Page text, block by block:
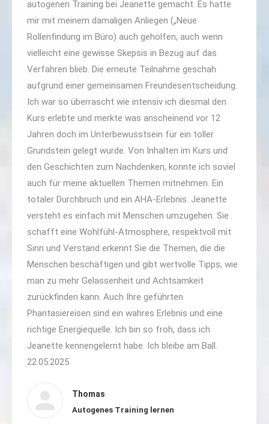
autogenen Training bei Jeanette gemacht. Es hatte
mir mit meinem damaligen Anliegen („Neue
Rollenfindung im Büro) auch geholfen, auch wenn
vielleicht eine gewisse Skepsis in Bezug auf das
Verfahren blieb. Die erneute Teilnahme geschah
aufgrund einer gemeinsamen Freundesentscheidung.
Ich war so überrascht wie intensiv ich diesmal den
Kurs erlebte und merkte was anscheinend vor 12
Jahren doch im Unterbewusstsein für ein toller
Grundstein gelegt wurde. Von Inhalten im Kurs und
den Geschichten zum Nachdenken, konnte ich soviel
auch für meine aktuellen Themen mitnehmen. Ein
totaler Durchbruch und ein AHA-Erlebnis. Jeanette
versteht es einfach mit Menschen umzugehen. Sie
schafft eine Wohlfühl-Atmosphere, respektvoll mit
Sinn und Verstand erkennt Sie die Themen, die die
Menschen beschäftigen und gibt wertvolle Tipps, wie
man zu mehr Gelassenheit und Achtsamkeit
zurückfinden kann. Auch Ihre geführten
Phantasiereisen sind ein wahres Erlebnis und eine
richtige Energiequelle. Ich bin so froh, dass ich
Jeanette kennengelernt habe. Ich bleibe am Ball.
22.05.2025
Thomas
Autogenes Training lernen